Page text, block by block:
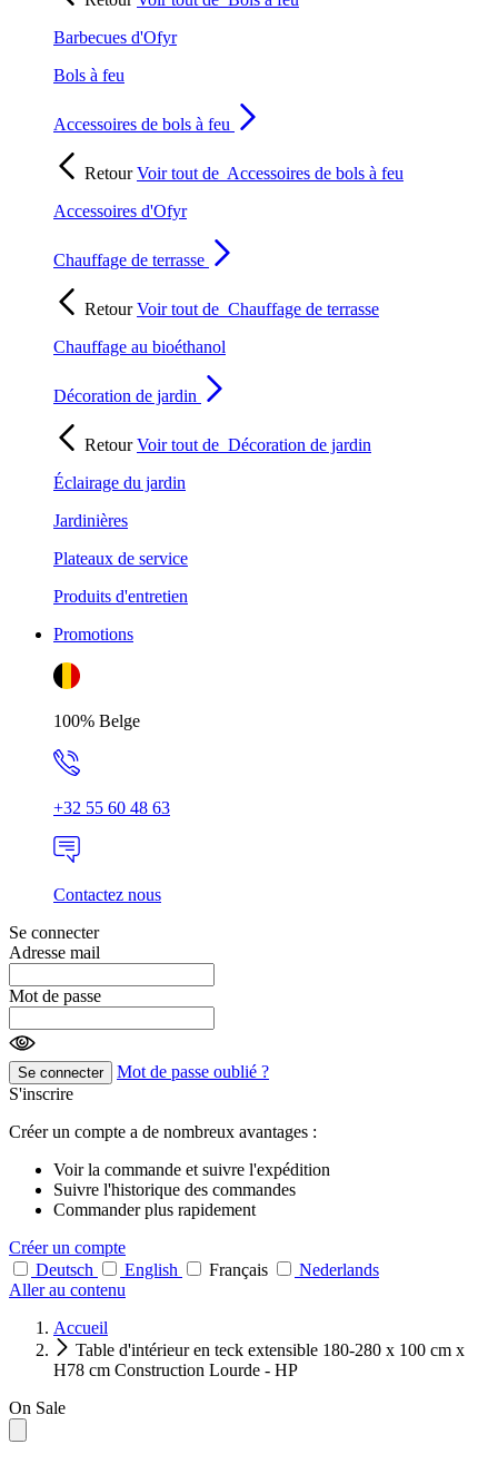
Barbecues d'Ofyr
Bols à feu
Accessoires de bols à feu
RetourVoir tout de Accessoires de bols à feu
Accessoires d'Ofyr
Chauffage de terrasse
RetourVoir tout de Chauffage de terrasse
Chauffage au bioéthanol
Décoration de jardin
RetourVoir tout de Décoration de jardin
Éclairage du jardin
Jardinières
Plateaux de service
Produits d'entretien
Promotions
100% Belge
+32 55 60 48 63
Contactez nous
Se connecter
Adresse mail
Mot de passe
Se connecter
Mot de passe oublié ?
S'inscrire
Créer un compte a de nombreux avantages :
Voir la commande et suivre l'expédition
Suivre l'historique des commandes
Commander plus rapidement
Créer un compte
Deutsch
English Français
Nederlands
Aller au contenu
Accueil
Table d'intérieur en teck extensible 180-280 x 100 cm x
H78 cm Construction Lourde - HP
On Sale